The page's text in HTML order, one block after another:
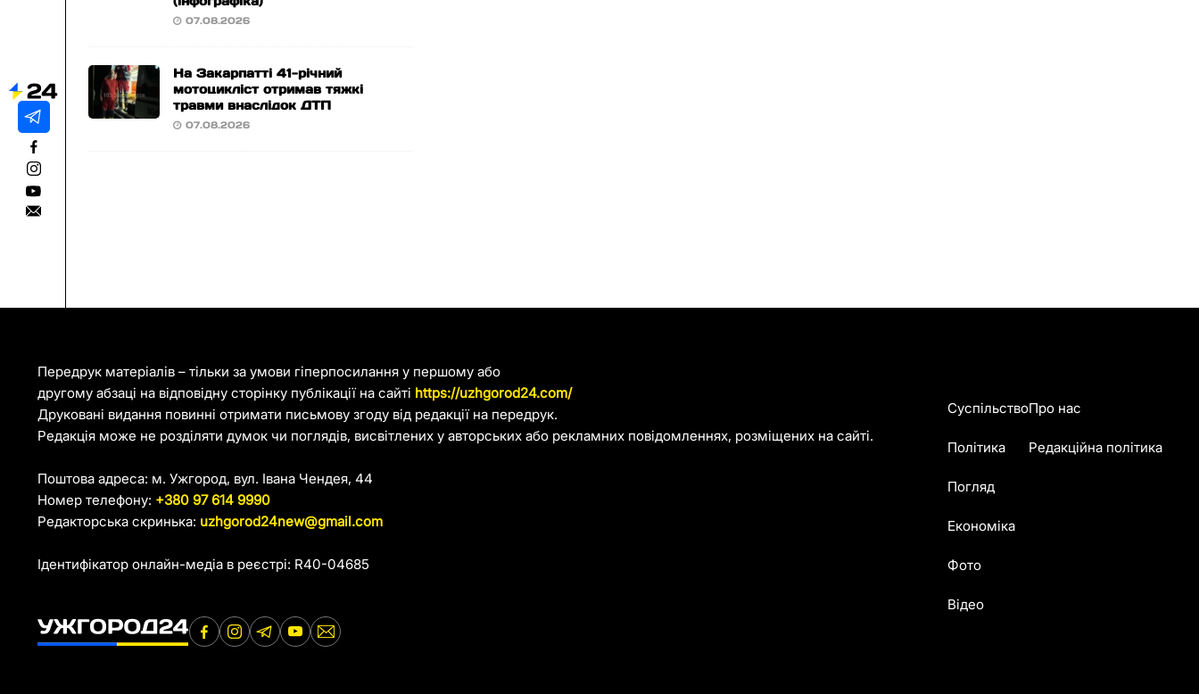
07.08.2026
На Закарпатті 41-річний
мотоцикліст отримав тяжкі
травми внаслідок ДТП
07.08.2026
Передрук матеріалів – тільки за умови гіперпосилання у першому або
другому абзаці на відповідну сторінку публікації на сайті https://uzhgorod24.com/
Друковані видання повинні отримати письмову згоду від редакції на передрук.
Редакція може не розділяти думок чи поглядів, висвітлених у авторських або рекламних повідомленнях, розміщених на сайті.
Поштова адреса: м. Ужгород, вул. Івана Чендея, 44
Номер телефону: +380 97 614 9990
Редакторська скринька: uzhgorod24new@gmail.com
Ідентифікатор онлайн-медіа в реєстрі: R40-04685
Суспільство
Політика
Погляд
Економіка
Фото
Відео
Про нас
Редакційна політика